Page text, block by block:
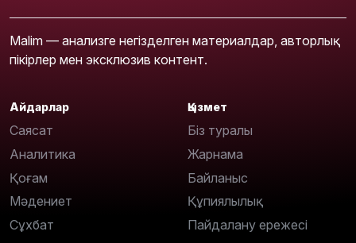
Malim — анализге негізделген материалдар, авторлық
пікірлер мен эксклюзив контент.
Айдарлар
Саясат
Аналитика
Қоғам
Мәдениет
Сұхбат
Қызмет
Біз туралы
Жарнама
Байланыс
Құпиялылық
Пайдалану ережесі